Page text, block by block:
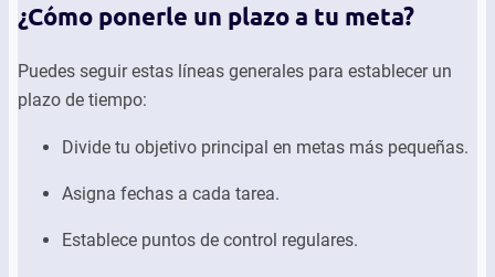
¿Cómo ponerle un plazo a tu meta?
Puedes seguir estas líneas generales para establecer un
plazo de tiempo:
Divide tu objetivo principal en metas más pequeñas.
Asigna fechas a cada tarea.
Establece puntos de control regulares.